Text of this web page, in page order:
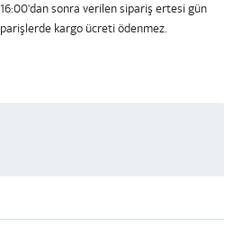
sonra verilen sipariş ertesi gün
kargo ücreti ödenmez.